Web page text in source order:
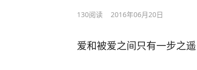
130阅读 2016年06月20日
爱和被爱之间只有一步之遥